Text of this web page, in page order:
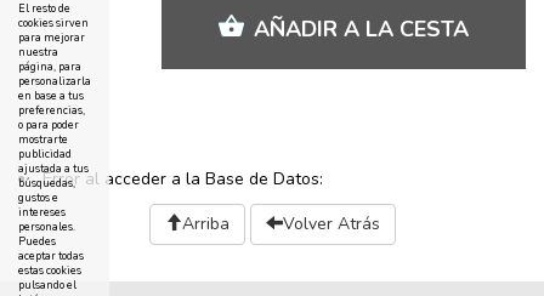
AÑADIR A LA CESTA
Error al acceder a la Base de Datos:
Arriba
Volver Atrás
El resto de
cookies sirven
para mejorar
nuestra
página, para
personalizarla
en base a tus
preferencias,
o para poder
mostrarte
publicidad
ajustada a tus
búsquedas,
gustos e
intereses
personales.
Puedes
aceptar todas
estas cookies
pulsando el